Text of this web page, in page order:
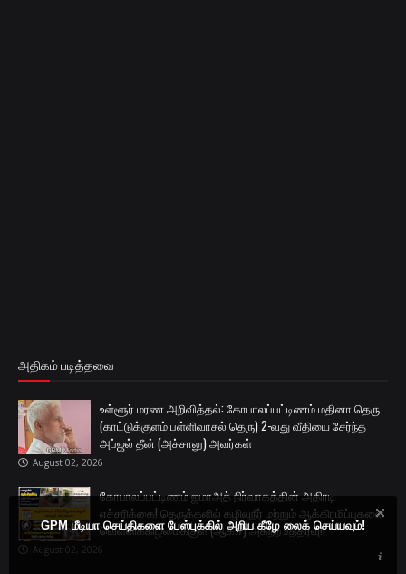
அதிகம் படித்தவை
உள்ளூர் மரண அறிவித்தல்: கோபாலப்பட்டிணம் மதினா தெரு
(காட்டுக்குளம் பள்ளிவாசல் தெரு) 2-வது வீதியை சேர்ந்த
அப்ஜல் தீன் (அச்சாலு) அவர்கள்
August 02, 2026
கோபாலப்பட்டிணம் ஜமாஅத் நிர்வாகத்தின் அதிரடி
எச்சரிக்கை! தெருக்களில் கழிவுநீர் மற்றும் ஆக்கிரமிப்புகளை
வெள்ளிக்கிழமைக்குள் (ஆக.7) அகற்ற உத்தரவு!!
August 02, 2026
GPM மீடியா செய்திகளை பேஸ்புக்கில் அறிய கீழே லைக் செய்யவும்!